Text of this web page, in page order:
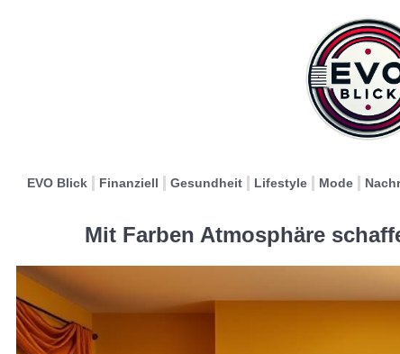
EVO Blick Finanziell Gesundheit Lifestyle Mode
Mit Farben Atmosphäre